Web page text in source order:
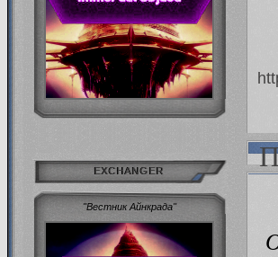
EXCHANGER
"Вестник Айнкрада"